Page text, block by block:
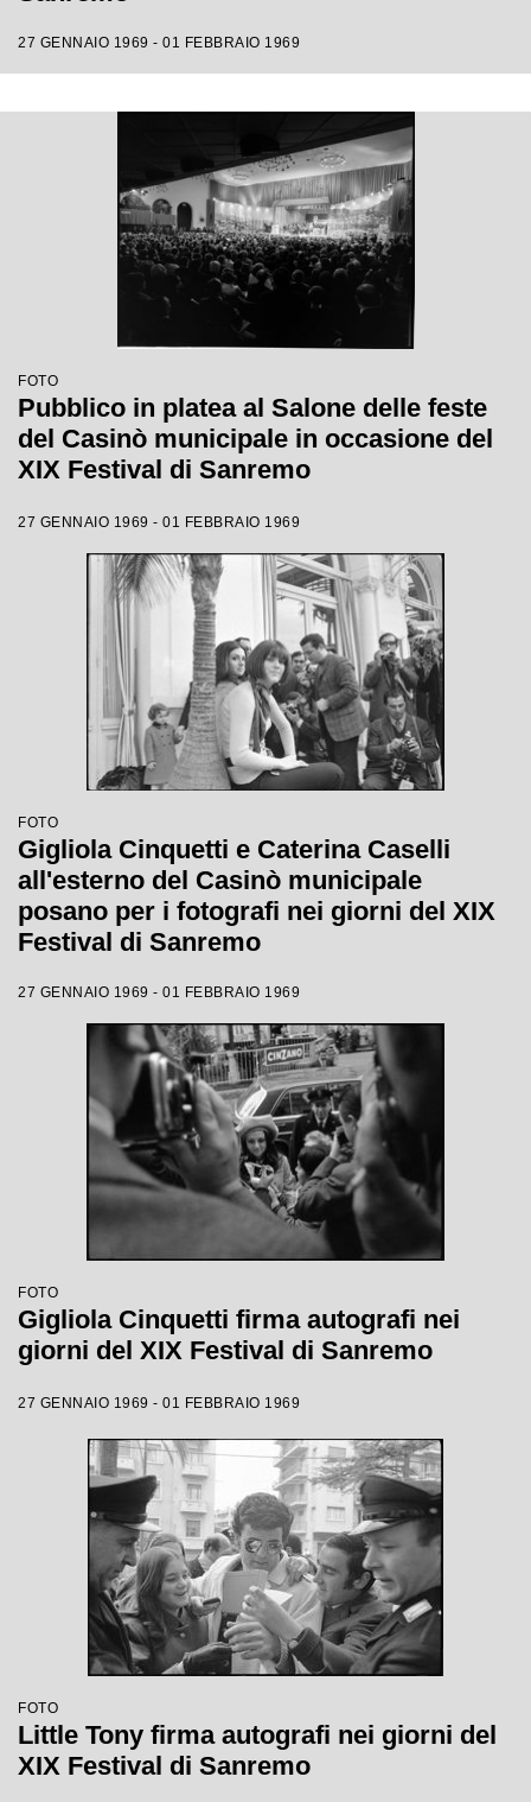
27 GENNAIO 1969 - 01 FEBBRAIO 1969
FOTO
Pubblico in platea al Salone delle feste
del Casinò municipale in occasione del
XIX Festival di Sanremo
27 GENNAIO 1969 - 01 FEBBRAIO 1969
FOTO
Gigliola Cinquetti e Caterina Caselli
all'esterno del Casinò municipale
posano per i fotografi nei giorni del XIX
Festival di Sanremo
27 GENNAIO 1969 - 01 FEBBRAIO 1969
FOTO
Gigliola Cinquetti firma autografi nei
giorni del XIX Festival di Sanremo
27 GENNAIO 1969 - 01 FEBBRAIO 1969
FOTO
Little Tony firma autografi nei giorni del
XIX Festival di Sanremo